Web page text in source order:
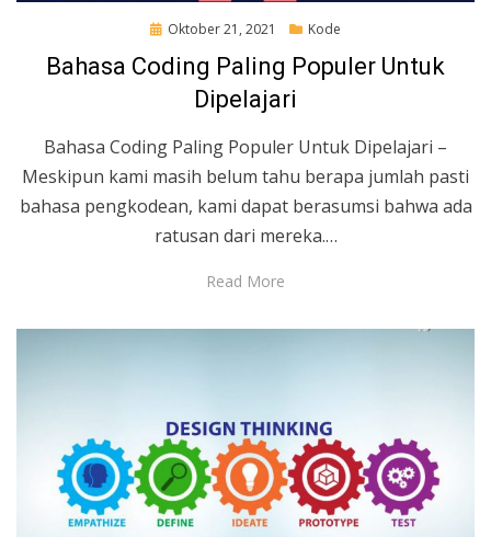
Posted
Oktober 21, 2021 Kode
Bahasa Coding Paling Populer Untuk
Dipelajari
Bahasa Coding Paling Populer Untuk Dipelajari –
Meskipun kami masih belum tahu berapa jumlah pasti
bahasa pengkodean, kami dapat berasumsi bahwa ada
ratusan dari mereka.…
Read More